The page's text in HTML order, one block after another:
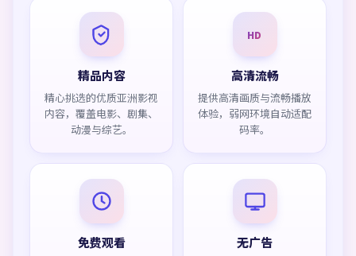
精品内容
精心挑选的优质亚洲影视
内容，覆盖电影、剧集、
动漫与综艺。
HD
高清流畅
提供高清画质与流畅播放
体验，弱网环境自动适配
码率。
免费观看 无广告